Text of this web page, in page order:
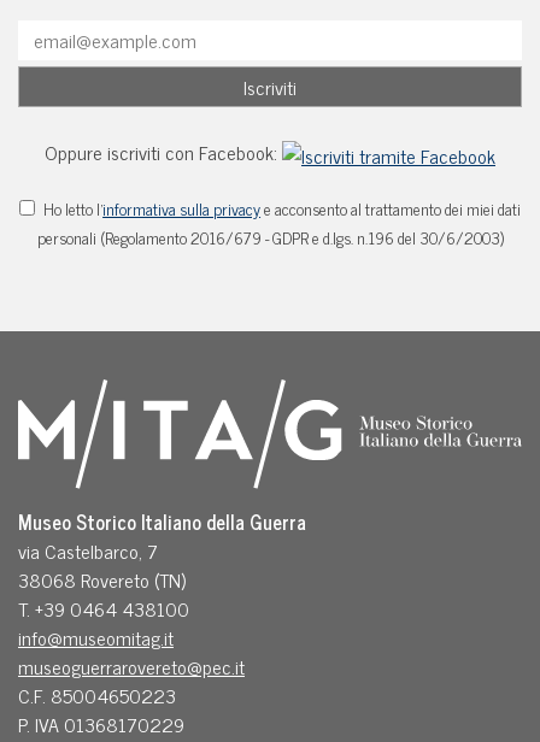
Oppure iscriviti con Facebook:
Ho letto l'informativa sulla privacye acconsento al trattamento dei miei dati
personali (Regolamento 2016/679 - GDPR e d.lgs. n.196 del 30/6/2003)
Museo Storico Italiano della Guerra
via Castelbarco, 7
38068 Rovereto (TN)
T. +39 0464 438100
info@museomitag.it
museoguerrarovereto@pec.it
C.F. 85004650223
P. IVA 01368170229